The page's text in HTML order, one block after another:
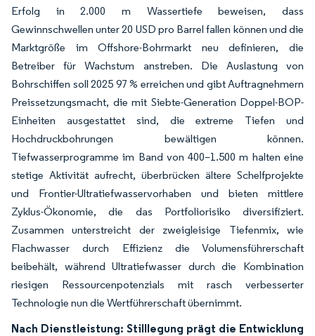
Erfolg in 2.000 m Wassertiefe beweisen, dass
Gewinnschwellen unter 20 USD pro Barrel fallen können und die
Marktgröße im Offshore-Bohrmarkt neu definieren, die
Betreiber für Wachstum anstreben. Die Auslastung von
Bohrschiffen soll 2025 97 % erreichen und gibt Auftragnehmern
Preissetzungsmacht, die mit Siebte-Generation Doppel-BOP-
Einheiten ausgestattet sind, die extreme Tiefen und
Hochdruckbohrungen bewältigen können.
Tiefwasserprogramme im Band von 400–1.500 m halten eine
stetige Aktivität aufrecht, überbrücken ältere Schelfprojekte
und Frontier-Ultratiefwasservorhaben und bieten mittlere
Zyklus-Ökonomie, die das Portfoliorisiko diversifiziert.
Zusammen unterstreicht der zweigleisige Tiefenmix, wie
Flachwasser durch Effizienz die Volumensführerschaft
beibehält, während Ultratiefwasser durch die Kombination
riesigen Ressourcenpotenzials mit rasch verbesserter
Technologie nun die Wertführerschaft übernimmt.
Nach Dienstleistung: Stilllegung prägt die Entwicklung